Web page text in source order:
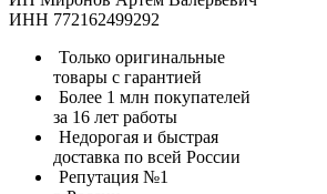
ИНН 772162499292
Только оригинальные
товары с гарантией
Более 1 млн покупателей
за 16 лет работы
Недорогая и быстрая
доставка по всей России
Репутация №1